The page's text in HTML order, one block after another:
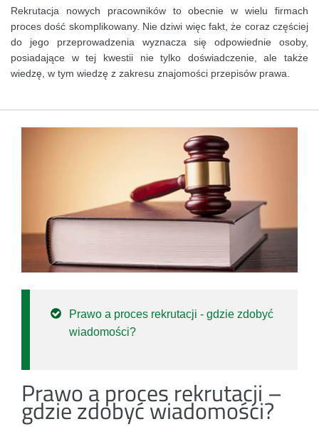
Rekrutacja nowych pracowników to obecnie w wielu firmach
proces dość skomplikowany. Nie dziwi więc fakt, że coraz częściej
do jego przeprowadzenia wyznacza się odpowiednie osoby,
posiadające w tej kwestii nie tylko doświadczenie, ale także
wiedzę, w tym wiedzę z zakresu znajomości przepisów prawa.
Prawo a proces rekrutacji - gdzie zdobyć
wiadomości?
Prawo a proces rekrutacji –
gdzie zdobyć wiadomości?